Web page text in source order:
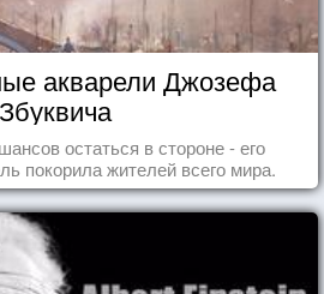
акварели Джозефа
Збуквича
остаться в стороне - его
покорила жителей всего мира.